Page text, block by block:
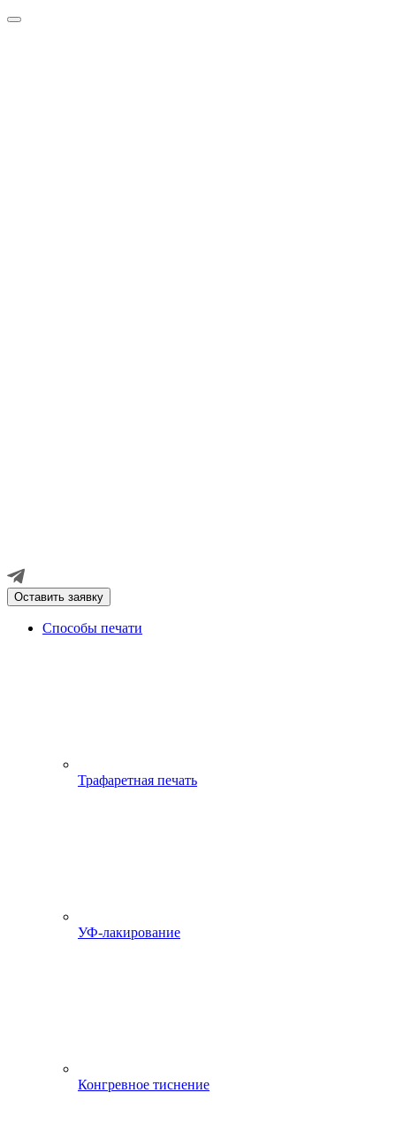
Оставить заявку
Способы печати
Трафаретная печать
УФ-лакирование
Конгревное тиснение